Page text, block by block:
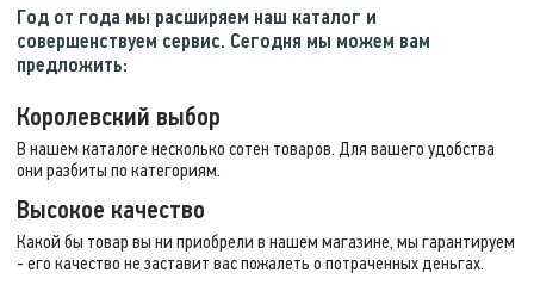
Массажное кресло
CARAT Dual
880 000 руб.
569 999
ВЫ ЭКОНОМИТЕ:
Год от года мы расширяем наш каталог и
совершенствуем сервис. Сегодня мы можем вам
предложить:
Королевский выбор
В нашем каталоге несколько сотен товаров. Для вашего удобства
они разбиты по категориям.
Высокое качество
Какой бы товар вы ни приобрели в нашем магазине, мы гарантируем
- его качество не заставит вас пожалеть о потраченных деньгах.